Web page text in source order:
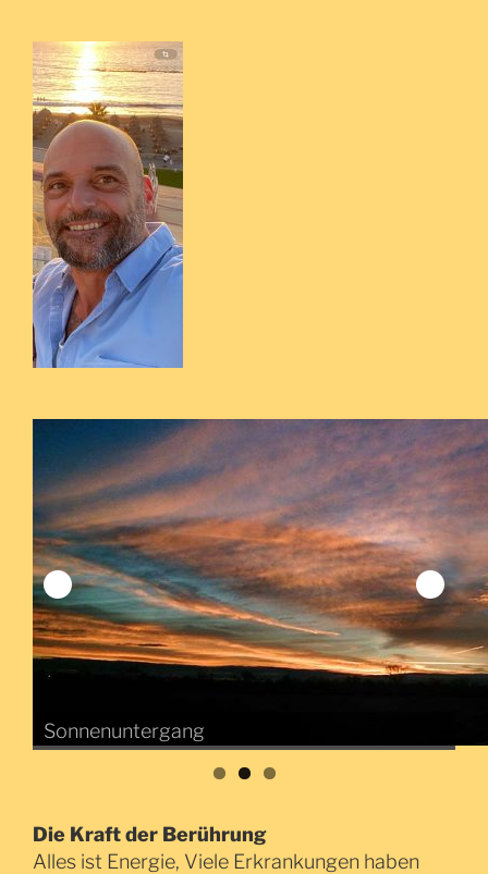
Sonnenuntergang
aqarium
Die Kraft der Berührung
Alles ist Energie, Viele Erkrankungen haben